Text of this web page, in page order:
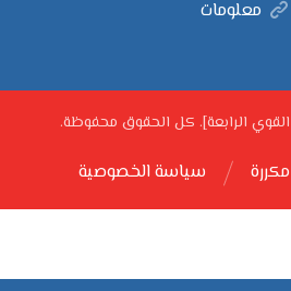
معلومات
الرابعة]. كل الحقوق محفوظة.
سياسة الخصوصية